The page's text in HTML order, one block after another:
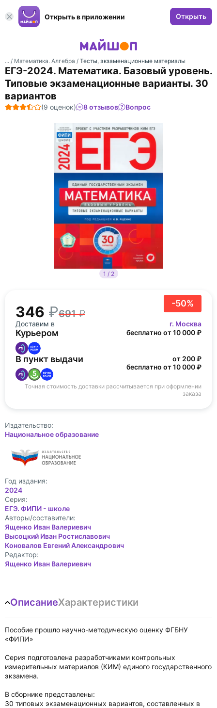
Открыть в приложении Открыть
... / Математика. Алгебра / Тесты, экзаменационные материалы
ЕГЭ-2024. Математика. Базовый уровень.
Типовые экзаменационные варианты. 30
вариантов
(9 оценок) 8 отзывов Вопрос
1 / 2
-50%
346 691
Доставим в г. Москва
Курьером бесплатно от 10 000 ₽
В пункт выдачи
от 200 ₽
бесплатно от 10 000 ₽
Точная стоимость доставки рассчитывается при оформлении
заказа
Издательство:
Национальное образование
Год издания:
2024
Cерия:
ЕГЭ. ФИПИ - школе
Авторы/составители:
Ященко Иван Валериевич
Высоцкий Иван Ростиславович
Коновалов Евгений Александрович
Редактор:
Ященко Иван Валериевич
ОписаниеХарактеристики
Пособие прошло научно-методическую оценку ФГБНУ
«ФИПИ»
Серия подготовлена разработчиками контрольных
измерительных материалов (КИМ) единого государственного
экзамена.
В сборнике представлены:
30 типовых экзаменационных вариантов, составленных в